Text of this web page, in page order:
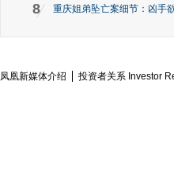
8 重庆姐弟坠亡案细节：凶手
凤凰新媒体介绍 投资者关系 Investor